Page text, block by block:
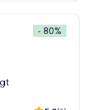
- 80%